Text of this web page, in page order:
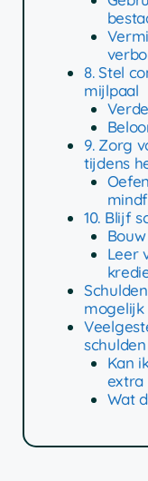
8. Stel
mijlpaal
9. Zorg
tijdens
10. Blijf
Leer
mogelijk
Kan
extra
Wat